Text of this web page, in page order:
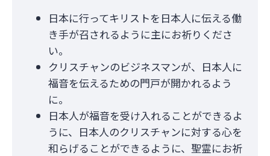
日本に行ってキリストを日本人に伝える働
き手が召されるように主にお祈りくださ
い。
クリスチャンのビジネスマンが、日本人に
福音を伝えるための門戸が開かれるよう
に。
日本人が福音を受け入れることができるよ
うに、日本人のクリスチャンに対する心を
和らげることができるように、聖霊にお祈